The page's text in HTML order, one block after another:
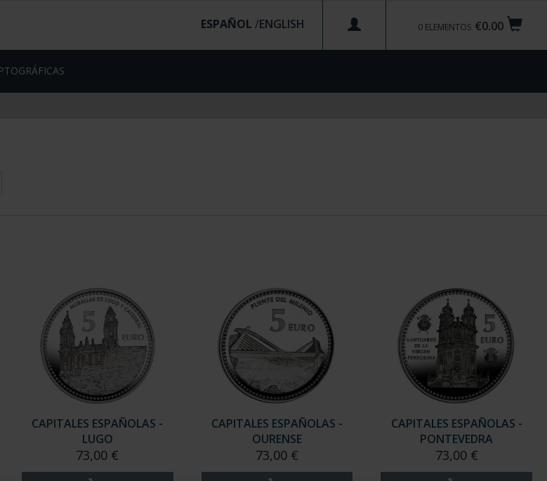
€0.00
0 ELEMENTOS
ESPAÑOL /
CAPITALES ESPAÑOLAS -
LUGO
73,00 €
CAPITALES ESPAÑOLAS -
OURENSE
73,00 €
CAPITALES ESPAÑOLAS -
PONTEVEDRA
73,00 €